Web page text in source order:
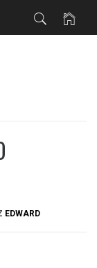
EDWARD